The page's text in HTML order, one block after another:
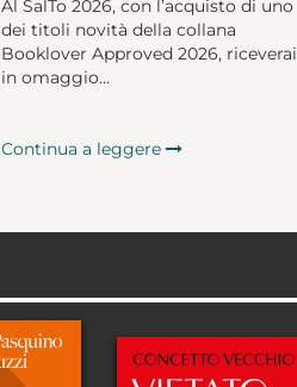
Al SalTo 2026, con l’acquisto di uno
dei titoli novità della collana
Booklover Approved 2026, riceverai
in omaggio...
Continua a leggere